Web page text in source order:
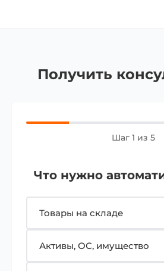
Получить
Шаг 1 из 5
Что нужно
Товары на складе
Активы, ОС, имущество